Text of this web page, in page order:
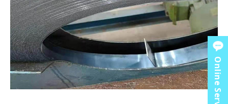
Online Service